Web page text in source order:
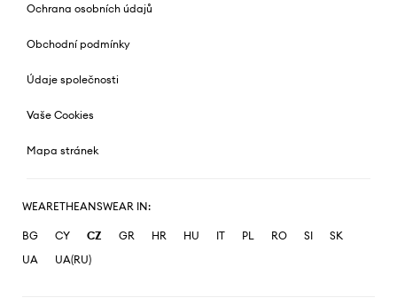
Ochrana osobních údajů
Obchodní podmínky
Údaje společnosti
Vaše Cookies
Mapa stránek
WEARETHEANSWEAR IN:
BG CY CZ GR HR HU IT PL RO SI
SK
UA
UA(RU)